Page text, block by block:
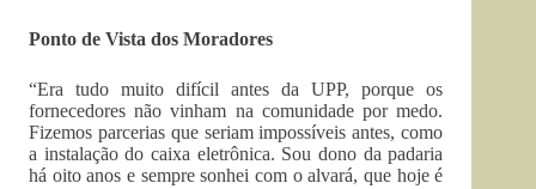
Ponto de Vista dos Moradores
“Era tudo muito difícil antes da UPP, porque os
fornecedores não vinham na comunidade por medo.
Fizemos parcerias que seriam impossíveis antes, como
a instalação do caixa eletrônica. Sou dono da padaria
há oito anos e sempre sonhei com o alvará, que hoje é